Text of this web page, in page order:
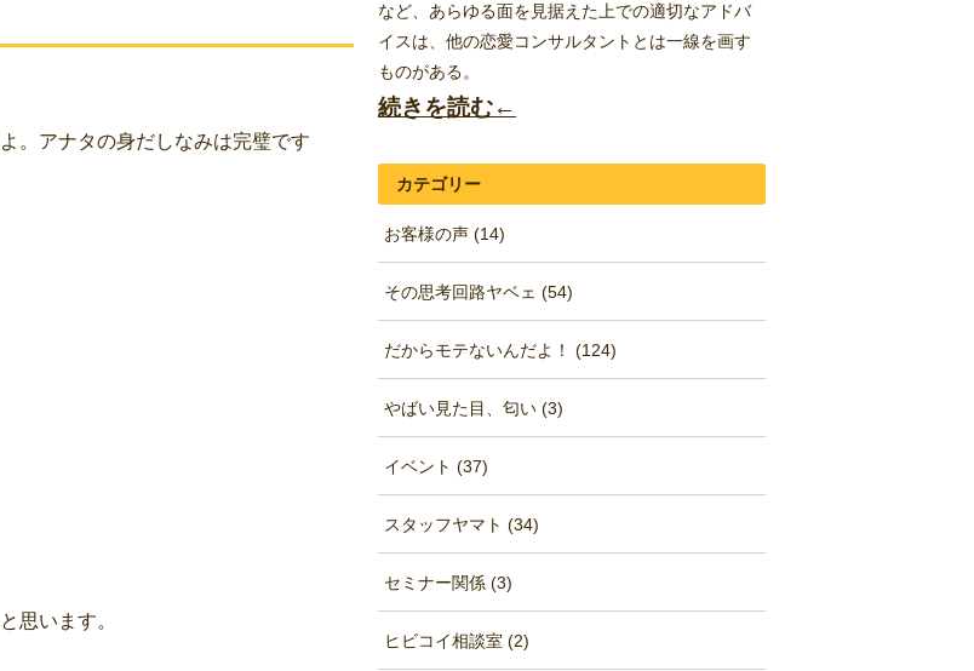
。アナタの身だしなみは完璧です
思います。
など、あらゆる面を見据えた上での適切なアドバ
イスは、他の恋愛コンサルタントとは一線を画す
ものがある。
続きを読む←
カテゴリー
お客様の声 (14)
その思考回路ヤベェ (54)
だからモテないんだよ！ (124)
やばい見た目、匂い (3)
イベント (37)
スタッフヤマト (34)
セミナー関係 (3)
ヒビコイ相談室 (2)